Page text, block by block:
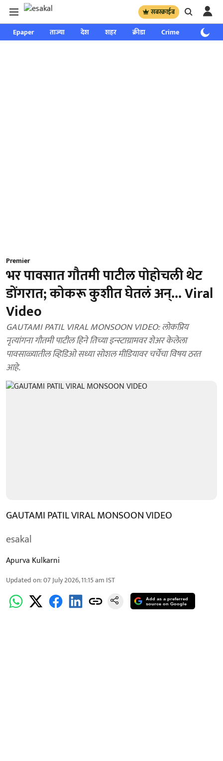
सबस्क्राईब
Epaper ताज्या देश शहर क्रीडा Crime साप्ताहिक
Premier
भर पावसात गौतमी पाटील पोहोचली थेट
डोंगरात; कोकरू कुशीत घेतलं अन्... Viral
Video
GAUTAMI PATIL VIRAL MONSOON VIDEO: लोकप्रिय
नृत्यांगना गौतमी पाटील हिने तिच्या इन्स्टाग्रामवर शेअर केलेला
पावसाळ्यातील व्हिडिओ सध्या सोशल मीडियावर चर्चेचा विषय ठरत
आहे.
GAUTAMI PATIL VIRAL MONSOON VIDEO
esakal
Apurva Kulkarni
Updated on:07 July 2026, 11:15 am IST
Add as a preferred
source on Google